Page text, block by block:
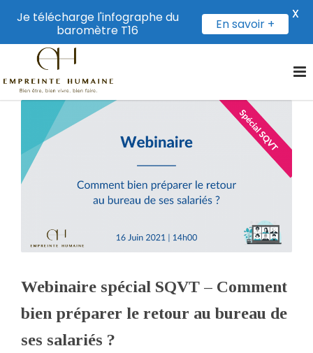
Webinaire spécial SQVT – Comment
bien préparer le retour au bureau de
ses salariés ?
Je télécharge l'infographe du
baromètre T16
En savoir +
X